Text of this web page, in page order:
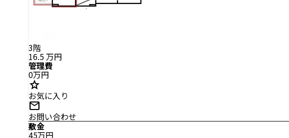
3階
16.5万円
管理費
0万円
star
お気に入り
mail
お問い合わせ
敷金
45万円